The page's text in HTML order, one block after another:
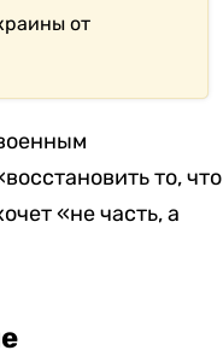
от
то, что
«не часть, а